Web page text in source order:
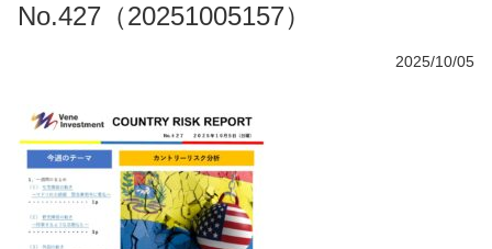
No.427（20251005157）
2025/10/05